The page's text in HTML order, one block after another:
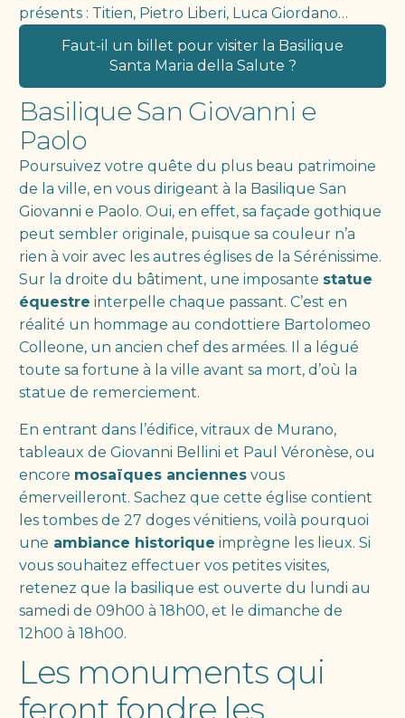
présents : Titien, Pietro Liberi, Luca Giordano…
Faut-il un billet pour visiter la Basilique
Santa Maria della Salute ?
Basilique San Giovanni e
Paolo
Poursuivez votre quête du plus beau patrimoine
de la ville, en vous dirigeant à la Basilique San
Giovanni e Paolo. Oui, en effet, sa façade gothique
peut sembler originale, puisque sa couleur n’a
rien à voir avec les autres églises de la Sérénissime.
Sur la droite du bâtiment, une imposante statue
équestre interpelle chaque passant. C’est en
réalité un hommage au condottiere Bartolomeo
Colleone, un ancien chef des armées. Il a légué
toute sa fortune à la ville avant sa mort, d’où la
statue de remerciement.
En entrant dans l’édifice, vitraux de Murano,
tableaux de Giovanni Bellini et Paul Véronèse, ou
encore mosaïques anciennesvous
émerveilleront. Sachez que cette église contient
les tombes de 27 doges vénitiens, voilà pourquoi
une ambiance historique imprègne les lieux. Si
vous souhaitez effectuer vos petites visites,
retenez que la basilique est ouverte du lundi au
samedi de 09h00 à 18h00, et le dimanche de
12h00 à 18h00.
Les monuments qui
feront fondre les